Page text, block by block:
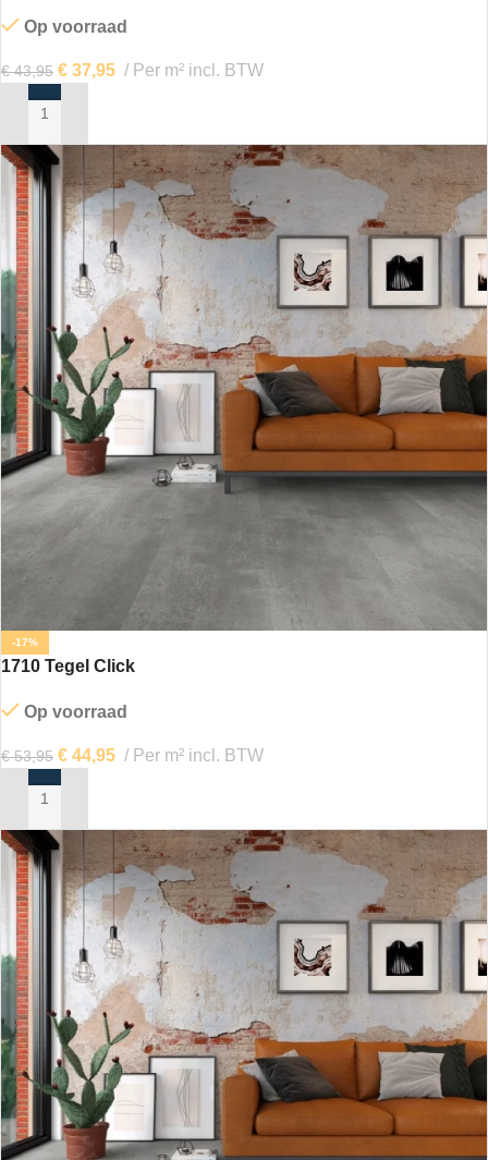
Op voorraad
€43,95 € 37,95 Per m² incl. BTW
IN MIJN WINKELWAGEN
-17%
1710 Tegel Click
Op voorraad
€53,95 € 44,95 Per m² incl. BTW
IN MIJN WINKELWAGEN